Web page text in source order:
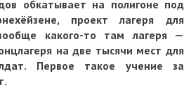
обкатывает на полигоне под
проект лагеря для
какого-то там лагеря —
на две тысячи мест для
Первое такое учение за